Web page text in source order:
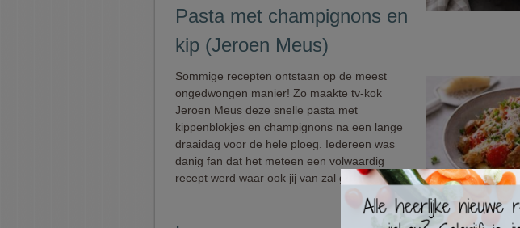
Pasta met champignons en
kip (Jeroen Meus)
Sommige recepten ontstaan op de meest
ongedwongen manier! Zo maakte tv-kok
Jeroen Meus deze snelle pasta met
kippenblokjes en champignons na een lange
draaidag voor de hele ploeg. Iedereen was
danig fan dat het meteen een volwaardig
recept werd waar ook jij van zal genieten!